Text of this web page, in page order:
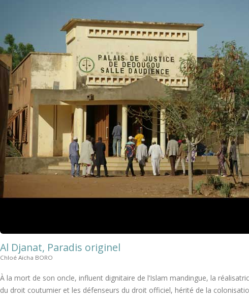
Al Djanat, Paradis originel
Chloé Aïcha BORO
À la mort de son oncle, influent dignitaire de l’Islam mandingue, la
du droit coutumier et les défenseurs du droit officiel, hérité de la